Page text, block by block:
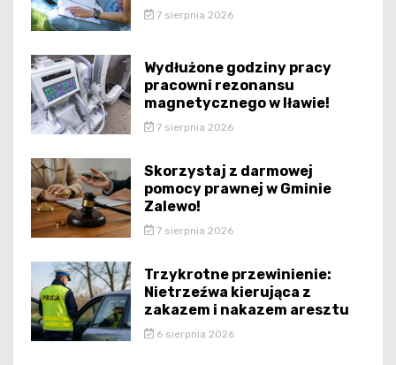
7 sierpnia 2026
Wydłużone godziny pracy
pracowni rezonansu
magnetycznego w Iławie!
7 sierpnia 2026
Skorzystaj z darmowej
pomocy prawnej w Gminie
Zalewo!
7 sierpnia 2026
Trzykrotne przewinienie:
Nietrzeźwa kierująca z
zakazem i nakazem aresztu
6 sierpnia 2026